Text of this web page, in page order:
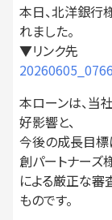
本日、北洋銀行
れました。
▼リンク先
本ローンは、当
好影響と、
今後の成長目標
創パートナーズ様
による厳正な審
ものです。